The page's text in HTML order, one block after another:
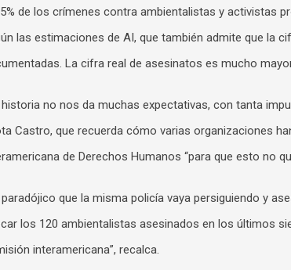
de los crímenes contra ambientalistas y activistas
las estimaciones de AI, que también admite que la
La cifra real de asesinatos es mucho
historia no nos da muchas expectativas, con tanta
Castro, que recuerda cómo varias organizaciones
de Derechos Humanos “para que esto no
paradójico que la misma policía vaya persiguiendo y
los 120 ambientalistas asesinados en los últimos
interamericana”, recalca.